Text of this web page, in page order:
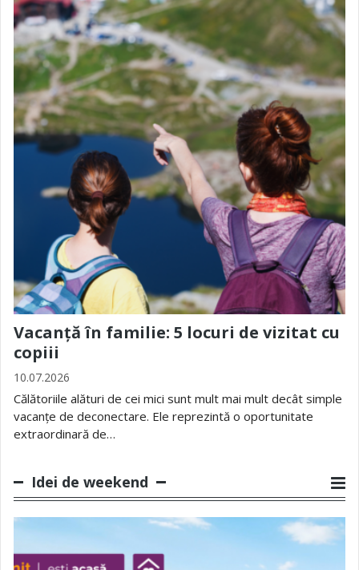
Vacanță în familie: 5 locuri de vizitat cu
copiii
10.07.2026
Călătoriile alături de cei mici sunt mult mai mult decât simple
vacanțe de deconectare. Ele reprezintă o oportunitate
extraordinară de…
Idei de weekend